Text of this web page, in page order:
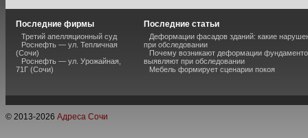
Последние фирмы
Третий апелляционный суд
Роснефть — ул. Тепличная
(Сочи)
Роснефть — ул. Урожайная,
71Г (Сочи)
Последние статьи
Деформации фасадов зданий: какие
при обследовании
Почему возникают деформации
выявляют при обследовании
Мебель формирует сценарии покоя
© 2013-2026 Адреса Сочи